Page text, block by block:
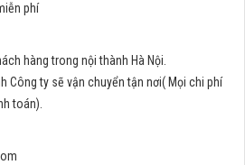
phí
hàng trong nội thành Hà Nội.
Công ty sẽ vận chuyển tận nơi( Mọi chi phí
toán).